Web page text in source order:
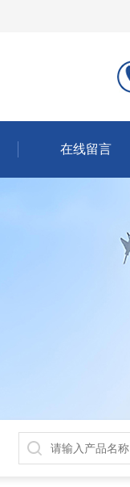
在线留言